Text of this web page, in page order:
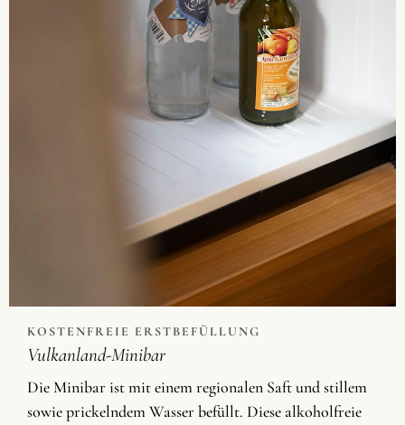
KOSTENFREIE ERSTBEFÜLLUNG
Vulkanland-Minibar
Die Minibar ist mit einem regionalen Saft und stillem
sowie prickelndem Wasser befüllt. Diese alkoholfreie